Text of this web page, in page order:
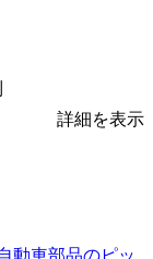
詳細を表示